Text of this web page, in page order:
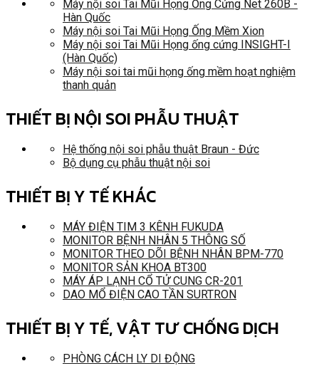
Máy nội soi Tai Mũi Họng Ống Cứng Net 260B -
Hàn Quốc
Máy nội soi Tai Mũi Họng Ống Mềm Xion
Máy nội soi Tai Mũi Họng ống cứng INSIGHT-I
(Hàn Quốc)
Máy nội soi tai mũi họng ống mềm hoạt nghiệm
thanh quản
THIẾT BỊ NỘI SOI PHẪU THUẬT
Hệ thống nội soi phẫu thuật Braun - Đức
Bộ dụng cụ phẫu thuật nội soi
THIẾT BỊ Y TẾ KHÁC
MÁY ĐIỆN TIM 3 KÊNH FUKUDA
MONITOR BỆNH NHÂN 5 THÔNG SỐ
MONITOR THEO DÕI BỆNH NHÂN BPM-770
MONITOR SẢN KHOA BT300
MÁY ÁP LẠNH CỔ TỬ CUNG CR-201
DAO MỔ ĐIỆN CAO TẦN SURTRON
THIẾT BỊ Y TẾ, VẬT TƯ CHỐNG DỊCH
PHÒNG CÁCH LY DI ĐỘNG